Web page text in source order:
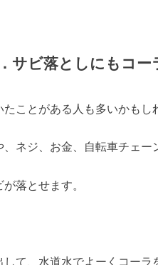
サビ落としにもコー
ことがある人も多いかもし
、ネジ、お金、自転車チェ
落とせます。
して、水道水でよーくコーラ